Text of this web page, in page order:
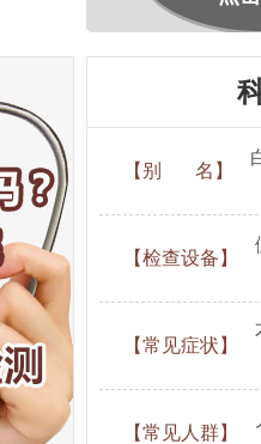
【别 名】
【检查设备】
【常见症状】
【常见人群】